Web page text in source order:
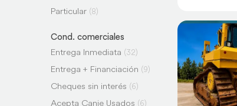
Particular (8)
Cond. comerciales
Entrega Inmediata (32)
Entrega + Financiación (9)
Cheques sin interés (6)
Acepta Canje Usados (6)